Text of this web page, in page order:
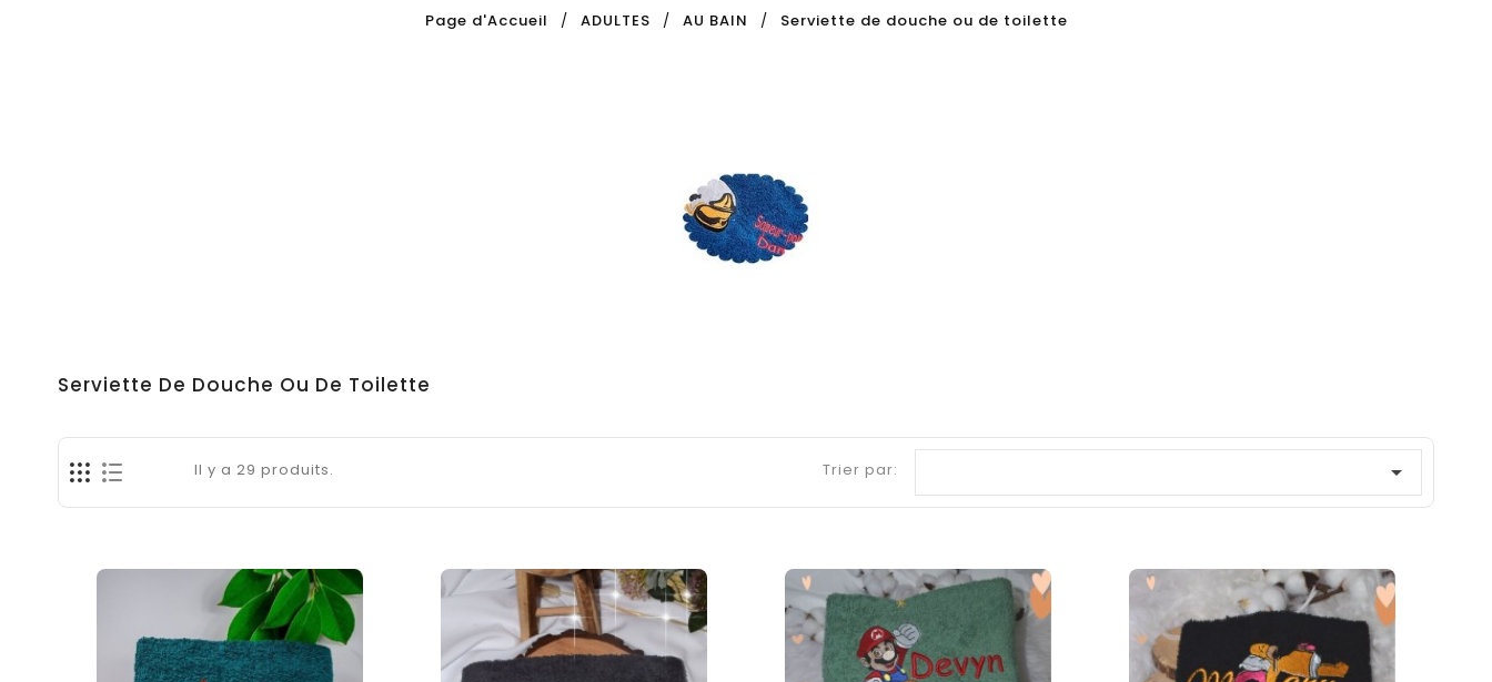
Page d'Accueil ADULTES AU BAIN Serviette de douche ou de toilette
Serviette De Douche Ou De Toilette
Il y a 29 produits. Trier par: 